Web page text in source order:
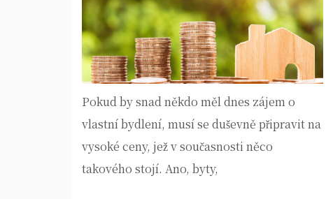
Pokud by snad někdo měl dnes zájem o
vlastní bydlení, musí se duševně připravit na
vysoké ceny, jež v současnosti něco
takového stojí. Ano, byty,